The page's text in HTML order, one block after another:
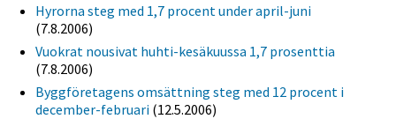
Hyrorna steg med 1,7 procent under april-juni
(7.8.2006)
Vuokrat nousivat huhti-kesäkuussa 1,7 prosenttia
(7.8.2006)
Byggföretagens omsättning steg med 12 procent i
december-februari (12.5.2006)